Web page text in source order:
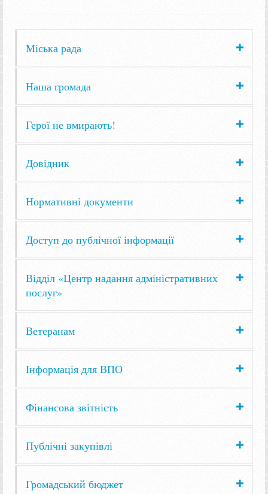
Міська рада
Наша громада
Герої не вмирають!
Довідник
Нормативні документи
Доступ до публічної інформації
Відділ «Центр надання адміністративних
послуг»
Ветеранам
Інформація для ВПО
Фінансова звітність
Публічні закупівлі
Громадський бюджет